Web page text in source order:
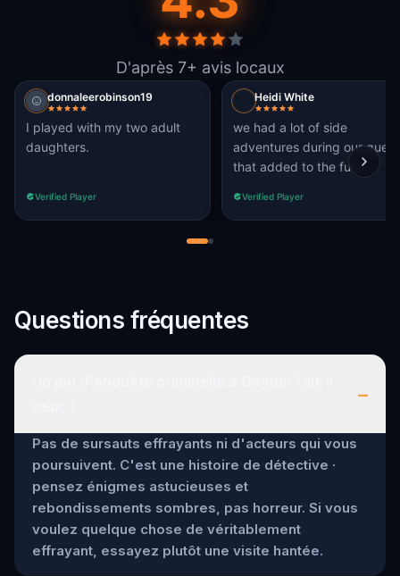
D'après 7+ avis locaux
donnaleerobinson19
I played with my two adult
daughters.
Verified Player
Heidi White
we had a lot of side
adventures during our quest
that added to the fun.
Verified Player
Questions fréquentes
–
Pas de sursauts effrayants ni d'acteurs qui vous
poursuivent. C'est une histoire de détective ·
pensez énigmes astucieuses et
rebondissements sombres, pas horreur. Si vous
voulez quelque chose de véritablement
effrayant, essayez plutôt une visite hantée.